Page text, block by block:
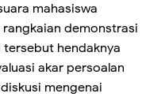
mahasiswa
demonstrasi
hendaknya
akar persoalan
mengenai